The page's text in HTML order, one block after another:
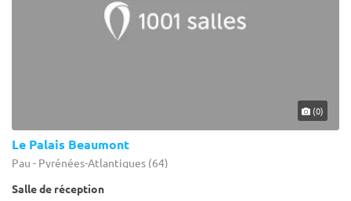
(0)
Le Palais Beaumont
Pau - Pyrénées-Atlantiques (64)
Salle de réception